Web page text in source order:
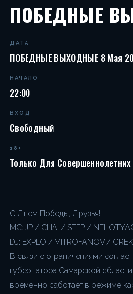
ПОБЕДНЫЕ
ДАТА
ПОБЕДНЫЕ ВЫХОДНЫЕ 8 Мая
НАЧАЛО
22:00
ВХОД
Свободный
18+
Только Для Совершеннолетних
С Днем Победы, Друзья!
MC: JP / CHAI / STEP /
DJ: EXPLO / MITROFANOV /
В связи с ограничениями
губернатора Самарской
временно работает в режиме